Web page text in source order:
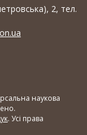
2, тел.
наукова
. Усі права